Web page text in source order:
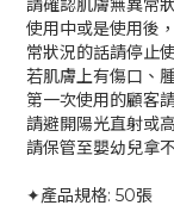
請確認肌膚無異常
使用中或是使用後
常狀況的話請停止
若肌膚上有傷口、
第一次使用的顧客
請避開陽光直射或
請保管至嬰幼兒拿
✦產品規格: 50張